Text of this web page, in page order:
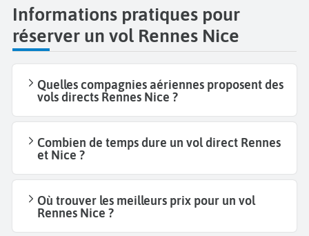
Informations pratiques pour
réserver un vol Rennes Nice
Quelles compagnies aériennes proposent des
vols directs Rennes Nice ?
Combien de temps dure un vol direct Rennes
et Nice ?
Où trouver les meilleurs prix pour un vol
Rennes Nice ?